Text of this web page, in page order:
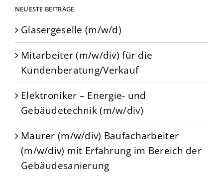
NEUESTE BEITRÄGE
Glasergeselle (m/w/d)
Mitarbeiter (m/w/div) für die
Kundenberatung/Verkauf
Elektroniker – Energie- und
Gebäudetechnik (m/w/div)
Maurer (m/w/div) Baufacharbeiter
(m/w/div) mit Erfahrung im Bereich der
Gebäudesanierung